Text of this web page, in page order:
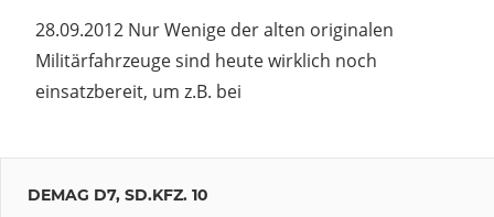
28.09.2012 Nur Wenige der alten originalen
Militärfahrzeuge sind heute wirklich noch
einsatzbereit, um z.B. bei
DEMAG D7, SD.KFZ. 10